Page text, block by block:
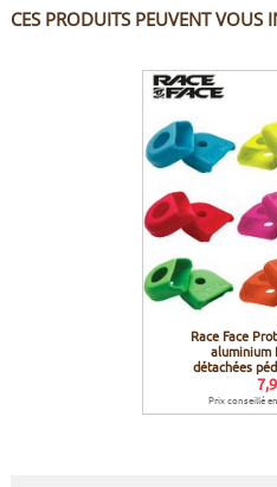
CES PRODUITS PEUVENT VOUS
Race Face
aluminium
détachées
Prix conseillé